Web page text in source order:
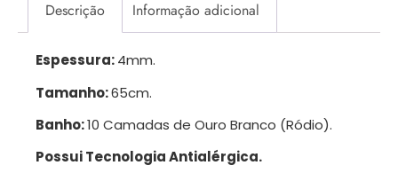
Descrição Informação adicional
Espessura:4mm.
Tamanho:65cm.
Banho:10 Camadas de Ouro Branco (Ródio).
Possui Tecnologia Antialérgica.